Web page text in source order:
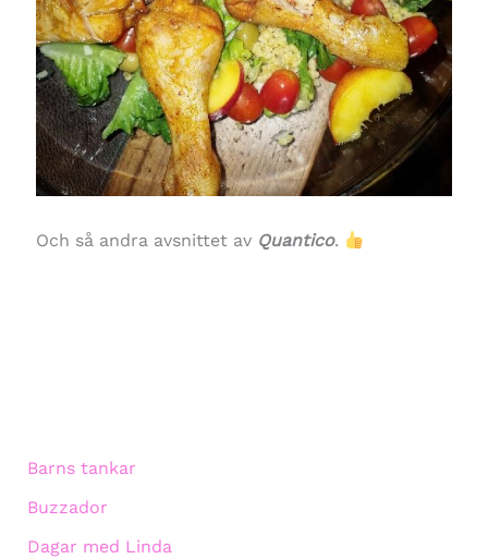
Och så andra avsnittet av Quantico.
Barns tankar
Buzzador
Dagar med Linda